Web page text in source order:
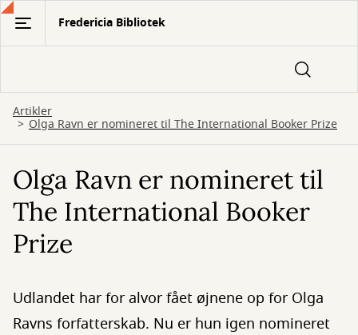
Gå
hovedindhold
Fredericia Bibliotek
Artikler
Olga Ravn er nomineret til The International Booker Prize
Olga Ravn er nomineret til
The International Booker
Prize
Udlandet har for alvor fået øjnene op for Olga
Ravns forfatterskab. Nu er hun igen nomineret